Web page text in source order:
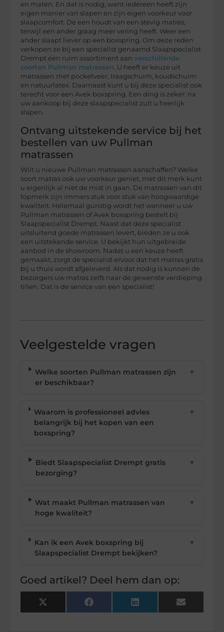
en maten. En dat is nodig, want iedereen heeft zijn
eigen manier van slapen en zijn eigen voorkeur voor
slaapcomfort. De een houdt van een stevig matras,
terwijl een ander graag meer vering heeft. Weer een
ander slaapt liever op een boxspring. Om deze reden
verkopen ze bij een specialist genaamd Slaapspecialist
Drempt een ruim assortiment aanverschillende
soorten Pullman matrassen. U heeft er keuze uit
matrassen met pocketveer, traagschuim, koudschuim
en natuurlatex. Daarnaast kunt u bij deze specialist ook
terecht voor een Avek boxspring. Een ding is zeker: na
uw aankoop bij deze slaapspecialist zult u heerlijk
slapen.
Ontvang uitstekende service bij het
bestellen van uw Pullman
matrassen
Wilt u nieuwe Pullman matrassen aanschaffen? Welke
soort matras ook uw voorkeur geniet, met dit merk kunt
u eigenlijk al niet de mist in gaan. De matrassen van dit
topmerk zijn immers stuk voor stuk van hoogwaardige
kwaliteit. Helemaal gunstig wordt het wanneer u uw
Pullman matrassen of Avek boxspring bestelt bij
Slaapspecialist Drempt. Naast dat deze specialist
uitsluitend goede matrassen levert, bieden ze u ook
een uitstekende service. U bekijkt hun uitgebreide
aanbod in de showroom. Nadat u een keuze heeft
gemaakt, zorgt de specialist ervoor dat het matras gratis
bij u thuis wordt afgeleverd. Als dat nodig is kunnen de
bezorgers uw matras zelfs naar de gewenste verdieping
tillen. Dat is de service van een specialist!
Veelgestelde vragen
Welke soorten Pullman matrassen zijn
er beschikbaar?
▼
Waarom is professioneel advies
belangrijk bij het kopen van een
boxspring?
▼
Biedt Slaapspecialist Drempt gratis
bezorging?
▼
Wat maakt Pullman matrassen van
hoge kwaliteit?
▼
Kan ik een Avek boxspring bij
Slaapspecialist Drempt bekijken?
▼
Goed artikel? Deel hem dan op:
X
(Twitter)
Facebook LinkedIn Email